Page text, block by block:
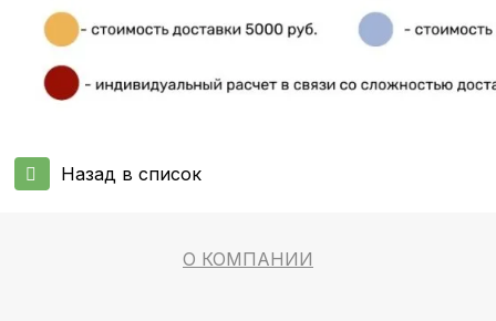
Назад в список
О КОМПАНИИ